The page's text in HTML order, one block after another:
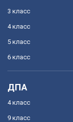
3 класс
4 класс
5 класс
6 класс
ДПА
4 класс
9 класс